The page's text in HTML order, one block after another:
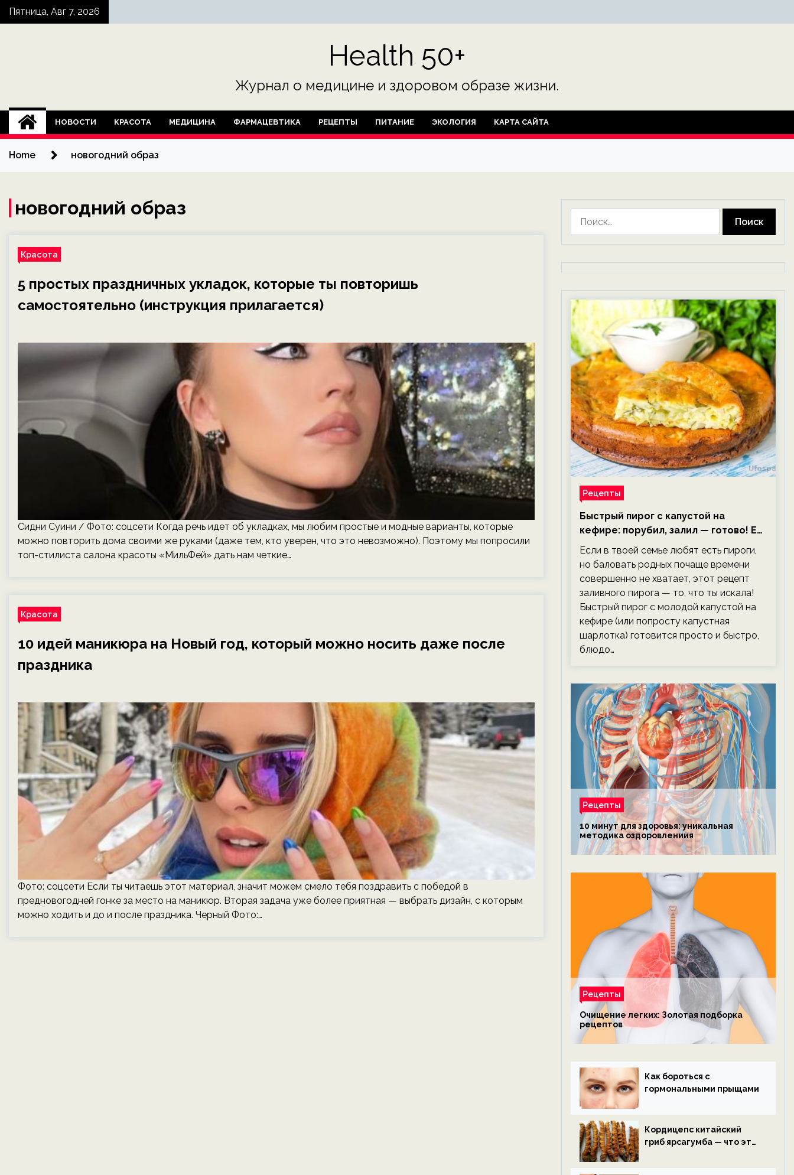
SkipПятница, Авг 7, 2026
Health 50+
Журнал о медицине и здоровом образе жизни.
НОВОСТИ КРАСОТА МЕДИЦИНА ФАРМАЦЕВТИКА РЕЦЕПТЫ ПИТАНИЕ ЭКОЛОГИЯ КАРТА САЙТА
Home новогодний образ
новогодний образ
Красота
5 простых праздничных укладок, которые ты повторишь
самостоятельно (инструкция прилагается)
Сидни Суини / Фото: соцсети Когда речь идет об укладках, мы любим простые и модные варианты, которые
можно повторить дома своими же руками (даже тем, кто уверен, что это невозможно). Поэтому мы попросили
топ-стилиста салона красоты «МильФей» дать нам четкие…
Красота
10 идей маникюра на Новый год, который можно носить даже после
праздника
Фото: соцсети Если ты читаешь этот материал, значит можем смело тебя поздравить с победой в
предновогодней гонке за место на маникюр. Вторая задача уже более приятная — выбрать дизайн, с которым
можно ходить и до и после праздника. Черный Фото:…
Рецепты
Быстрый пирог с капустой на
кефире: порубил, залил — готово! Ем,
не тревожась о фигуре!
Если в твоей семье любят есть пироги,
но баловать родных почаще времени
совершенно не хватает, этот рецепт
заливного пирога — то, что ты искала!
Быстрый пирог с молодой капустой на
кефире (или попросту капустная
шарлотка) готовится просто и быстро,
блюдо…
Рецепты
10 минут для здоровья: уникальная
методика оздоровлениия
Рецепты
Очищение легких: Золотая подборка
рецептов
Как бороться с
гормональными прыщами
Кордицепс китайский
гриб ярсагумба — что это